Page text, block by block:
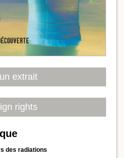
extrait
rights
des radiations